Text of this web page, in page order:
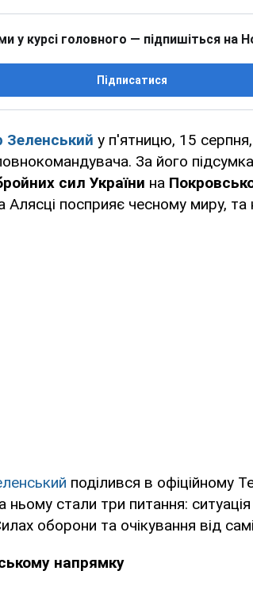
у курсі головного — підпишіться на
Підписатися
у п'ятницю, 15 серпня,
За його
сил України на
Алясці посприяє чесному миру,
поділився в офіційному
стали три питання:
оборони та очікування від
напрямку